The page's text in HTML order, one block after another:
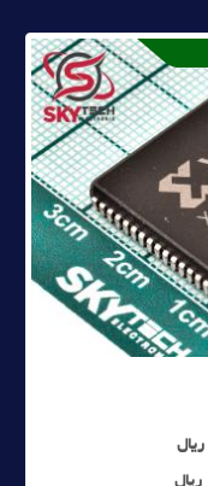
ریال